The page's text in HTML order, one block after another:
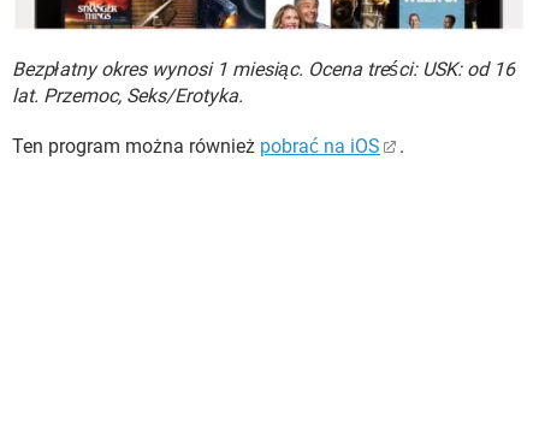
Bezpłatny okres wynosi 1 miesiąc. Ocena treści: USK: od 16
lat. Przemoc, Seks/Erotyka.
Ten program można również pobrać na iOS .